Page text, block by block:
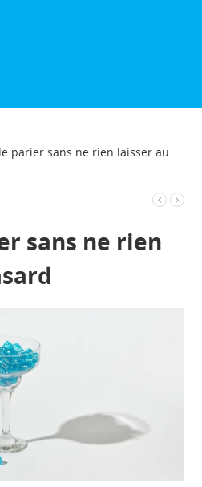
parier sans ne rien laisser au
sans ne rien